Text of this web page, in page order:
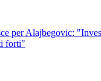
per Alajbegovic:
forti"